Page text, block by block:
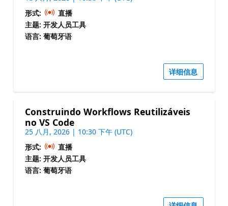
形式:
直播
主题: 开发人员工具
语言: 葡萄牙语
详细信息
Construindo Workflows Reutilizáveis
no VS Code
25 八月, 2026 | 10:30 下午 (UTC)
形式:
直播
主题: 开发人员工具
语言: 葡萄牙语